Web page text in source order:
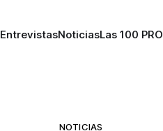
EntrevistasNoticiasLas 100 PRO
NOTICIAS